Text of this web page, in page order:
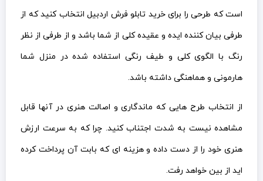
است که طرحی را برای خرید تابلو فرش اردبیل انتخاب کنید که از
طرفی بیان کننده ایده و عقیده کلی از شما باشد و از طرفی از نظر
رنگ با الگوی کلی و طیف رنگی استفاده شده در منزل شما
هارمونی و هماهنگی داشته باشد.
از انتخاب طرح هایی که ماندگاری و اصالت هنری در آنها قابل
مشاهده نیست به شدت اجتناب کنید. چرا که به سرعت ارزش
هنری خود را از دست داده و هزینه ای که بابت آن پرداخت کرده
اید از بین خواهد رفت.